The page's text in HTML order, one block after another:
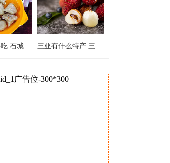
石城特色小吃 石城的特色小吃有什么 三亚有什么特产 三亚特产都有什么
id_1广告位-300*300